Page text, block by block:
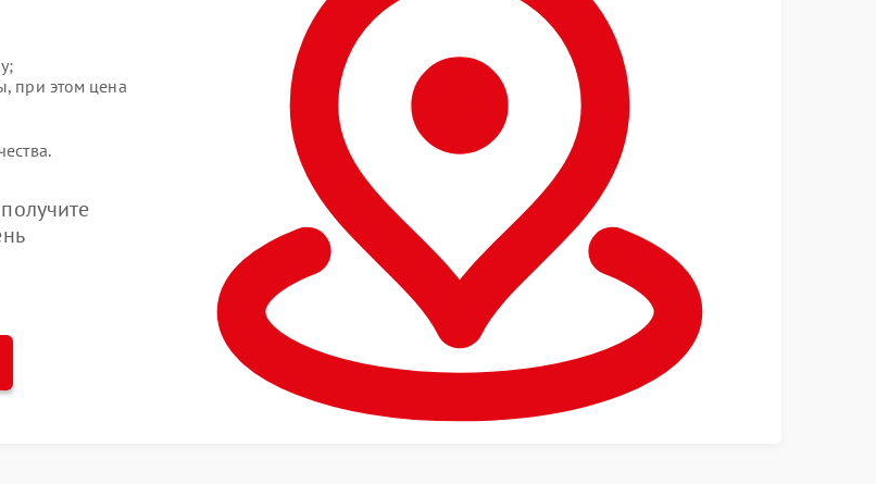
при этом цена